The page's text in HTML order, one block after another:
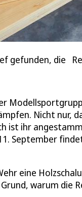
gefunden, die
Nicht nur,
ist ihr
September
eine
warum